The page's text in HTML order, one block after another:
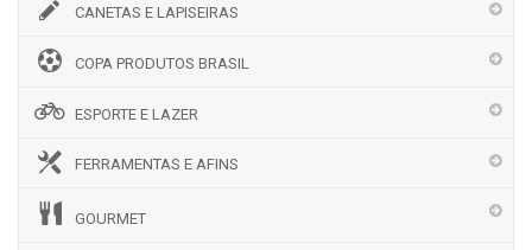
CANETAS E LAPISEIRAS
COPA PRODUTOS BRASIL
ESPORTE E LAZER
FERRAMENTAS E AFINS
GOURMET